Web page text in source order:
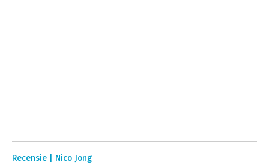
Recensie | Nico Jong